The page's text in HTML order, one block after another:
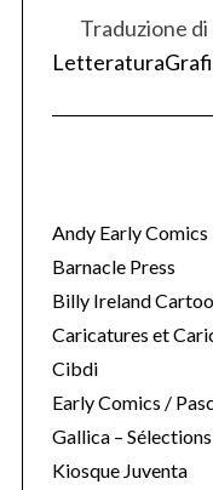
Traduzione
Andy Early Comics
Barnacle Press
Billy Ireland
Caricatures et
Cibdi
Early Comics /
Gallica –
Kiosque Juventa